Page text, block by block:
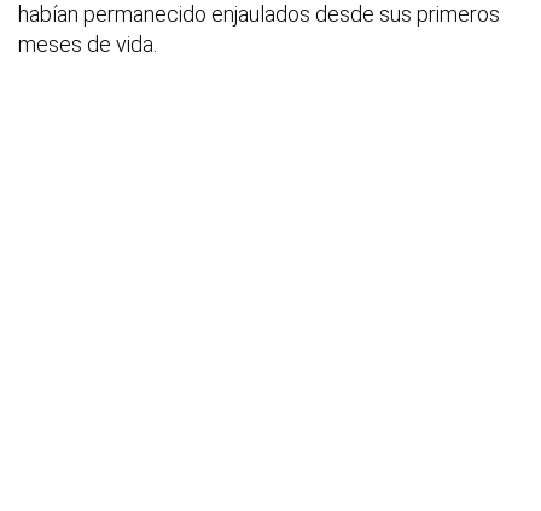
habían permanecido enjaulados desde sus primeros
meses de vida.